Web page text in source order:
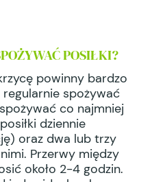
POSIŁKI?
powinny bardzo
spożywać
co najmniej
dziennie
oraz dwa lub trzy
Przerwy między
około 2-4 godzin.